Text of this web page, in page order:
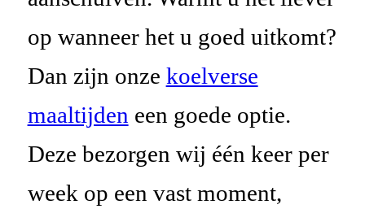
op wanneer het u goed uitkomt?
Dan zijn onze koelverse
maaltijden een goede optie.
Deze bezorgen wij één keer per
week op een vast moment,